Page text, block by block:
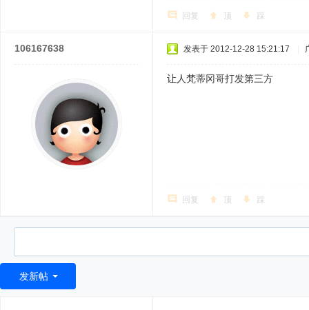
回复 顶 踩
106167638 发表于 2012-12-28 15:21:17
让人梵蒂冈哥打发第三方
回复 顶 踩
发新帖